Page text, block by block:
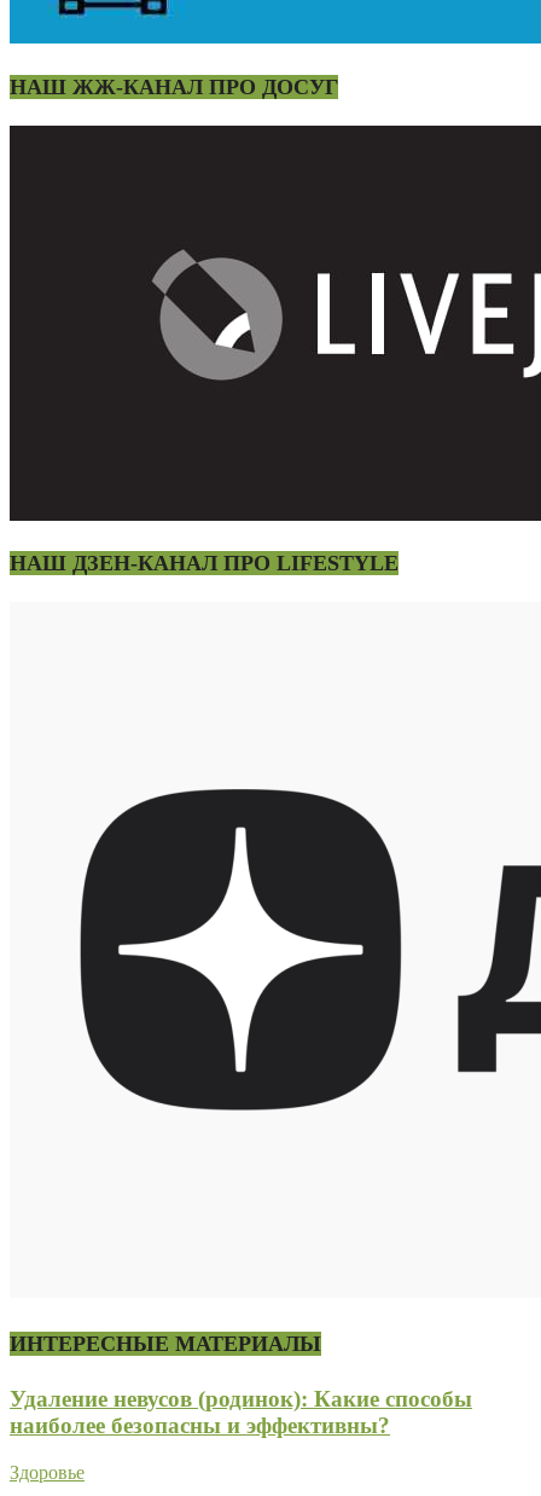
НАШ ЖЖ-КАНАЛ ПРО ДОСУГ
НАШ ДЗЕН-КАНАЛ ПРО LIFESTYLE
ИНТЕРЕСНЫЕ МАТЕРИАЛЫ
Удаление невусов (родинок): Какие способы
наиболее безопасны и эффективны?
Здоровье